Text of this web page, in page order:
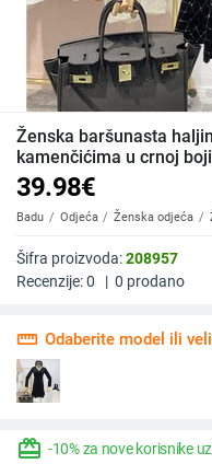
Ženska baršunasta
kamenčićima u crnoj boji
39.98€
Badu Odjeća Ženska odjeća
Šifra proizvoda:208957
Recenzije:0 | 0 prodano
straighten Odaberite model ili
redeem -10% za nove korisnike